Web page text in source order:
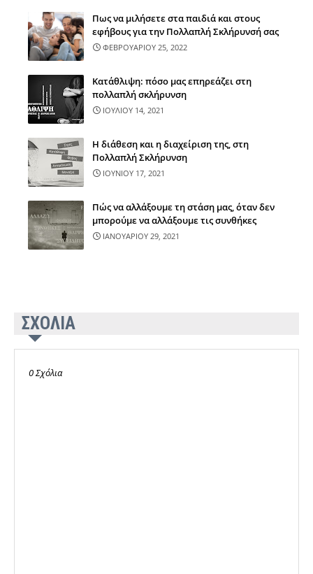
Πως να μιλήσετε στα παιδιά και στους
εφήβους για την Πολλαπλή Σκλήρυνσή σας
ΦΕΒΡΟΥΑΡΙΟΥ 25, 2022
Κατάθλιψη: πόσο μας επηρεάζει στη
πολλαπλή σκλήρυνση
ΙΟΥΛΙΟΥ 14, 2021
Η διάθεση και η διαχείριση της, στη
Πολλαπλή Σκλήρυνση
ΙΟΥΝΙΟΥ 17, 2021
Πώς να αλλάξουμε τη στάση μας, όταν δεν
μπορούμε να αλλάξουμε τις συνθήκες
ΙΑΝΟΥΑΡΙΟΥ 29, 2021
ΣΧΟΛΙΑ
0 Σχόλια